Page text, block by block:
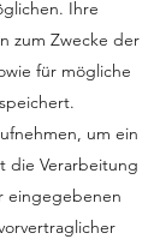
Ihre
zum Zwecke der
für mögliche
um ein
die Verarbeitung
eingegebenen